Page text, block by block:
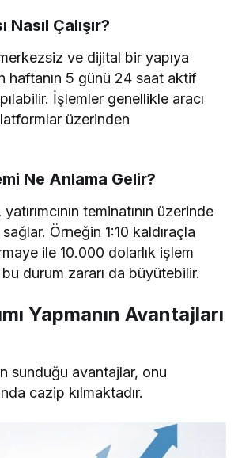
Çalışır?
ve dijital bir yapıya
haftanın 5 günü 24 saat aktif
İşlemler genellikle aracı
üzerinden
Ne Anlama Gelir?
teminatının üzerinde
sağlar. Örneğin 1:10 kaldıraçla
ile 10.000 dolarlık işlem
durum zararı da büyütebilir.
Yapmanın Avantajları
sunduğu avantajlar, onu
cazip kılmaktadır.